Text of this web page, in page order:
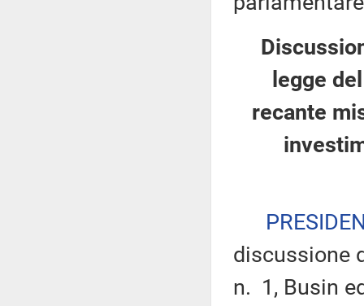
legge
recante
discussione
n. 1, Busin